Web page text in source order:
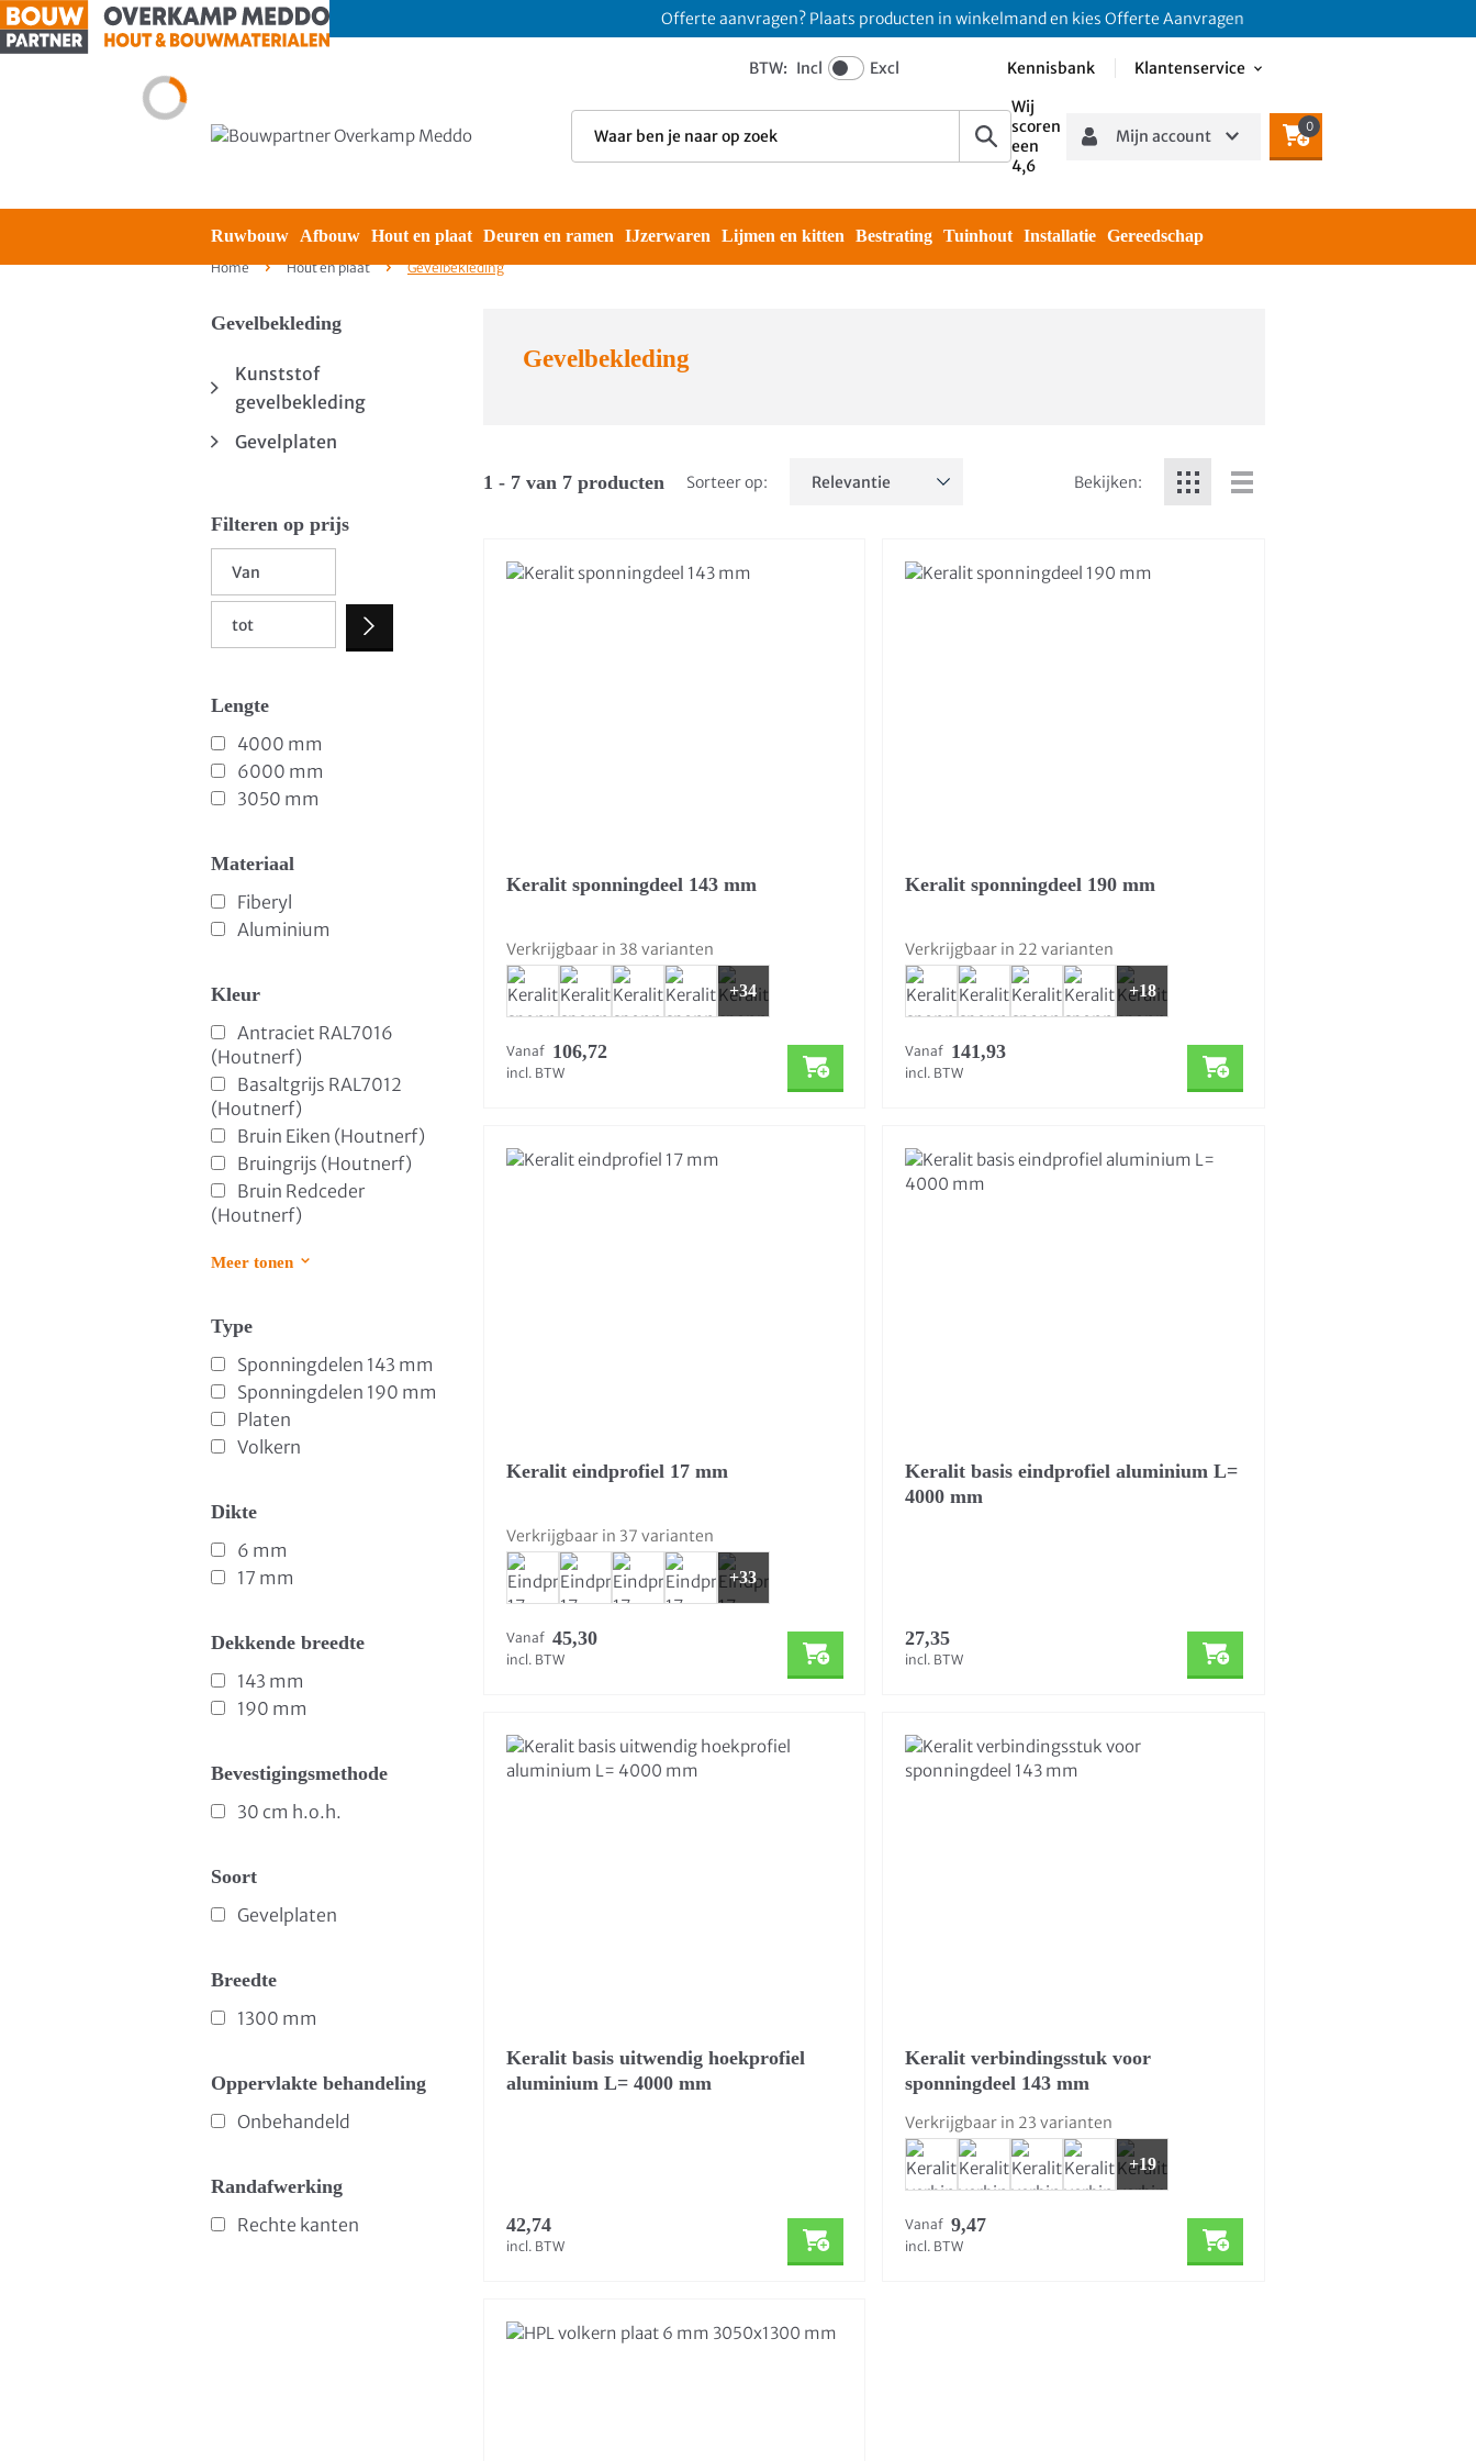
Offerte aanvragen? Plaats producten in winkelmand en kies Offerte Aanvragen
BTW: Incl Excl Kennisbank
Klantenservice
Wij
scoren
een
4,6
Mijn account
0
Ruwbouw Afbouw Hout en plaat Deuren en ramen IJzerwaren Lijmen en kitten Bestrating Tuinhout Installatie Gereedschap
Home Hout en plaat Gevelbekleding
Gevelbekleding
Kunststof
gevelbekleding
Gevelplaten
Filteren op prijs
Lengte
4000 mm
6000 mm
3050 mm
Materiaal
Fiberyl
Aluminium
Kleur
Antraciet RAL7016
(Houtnerf)
Basaltgrijs RAL7012
(Houtnerf)
Bruin Eiken (Houtnerf)
Bruingrijs (Houtnerf)
Bruin Redceder
(Houtnerf)
Meer tonen
Type
Sponningdelen 143 mm
Sponningdelen 190 mm
Platen
Volkern
Dikte
6 mm
17 mm
Dekkende breedte
143 mm
190 mm
Bevestigingsmethode
30 cm h.o.h.
Soort
Gevelplaten
Breedte
1300 mm
Oppervlakte behandeling
Onbehandeld
Randafwerking
Rechte kanten
Gevelbekleding
1 - 7 van 7 producten Sorteer op: Bekijken:
Keralit sponningdeel 143 mm
Verkrijgbaar in 38 varianten
+34
Vanaf 106,72
incl. BTW
Keralit sponningdeel 190 mm
Verkrijgbaar in 22 varianten
+18
Vanaf 141,93
incl. BTW
Keralit eindprofiel 17 mm
Verkrijgbaar in 37 varianten
+33
Vanaf 45,30
incl. BTW
Keralit basis eindprofiel aluminium L=
4000 mm
27,35
incl. BTW
Keralit basis uitwendig hoekprofiel
aluminium L= 4000 mm
42,74
incl. BTW
Keralit verbindingsstuk voor
sponningdeel 143 mm
Verkrijgbaar in 23 varianten
+19
Vanaf 9,47
incl. BTW